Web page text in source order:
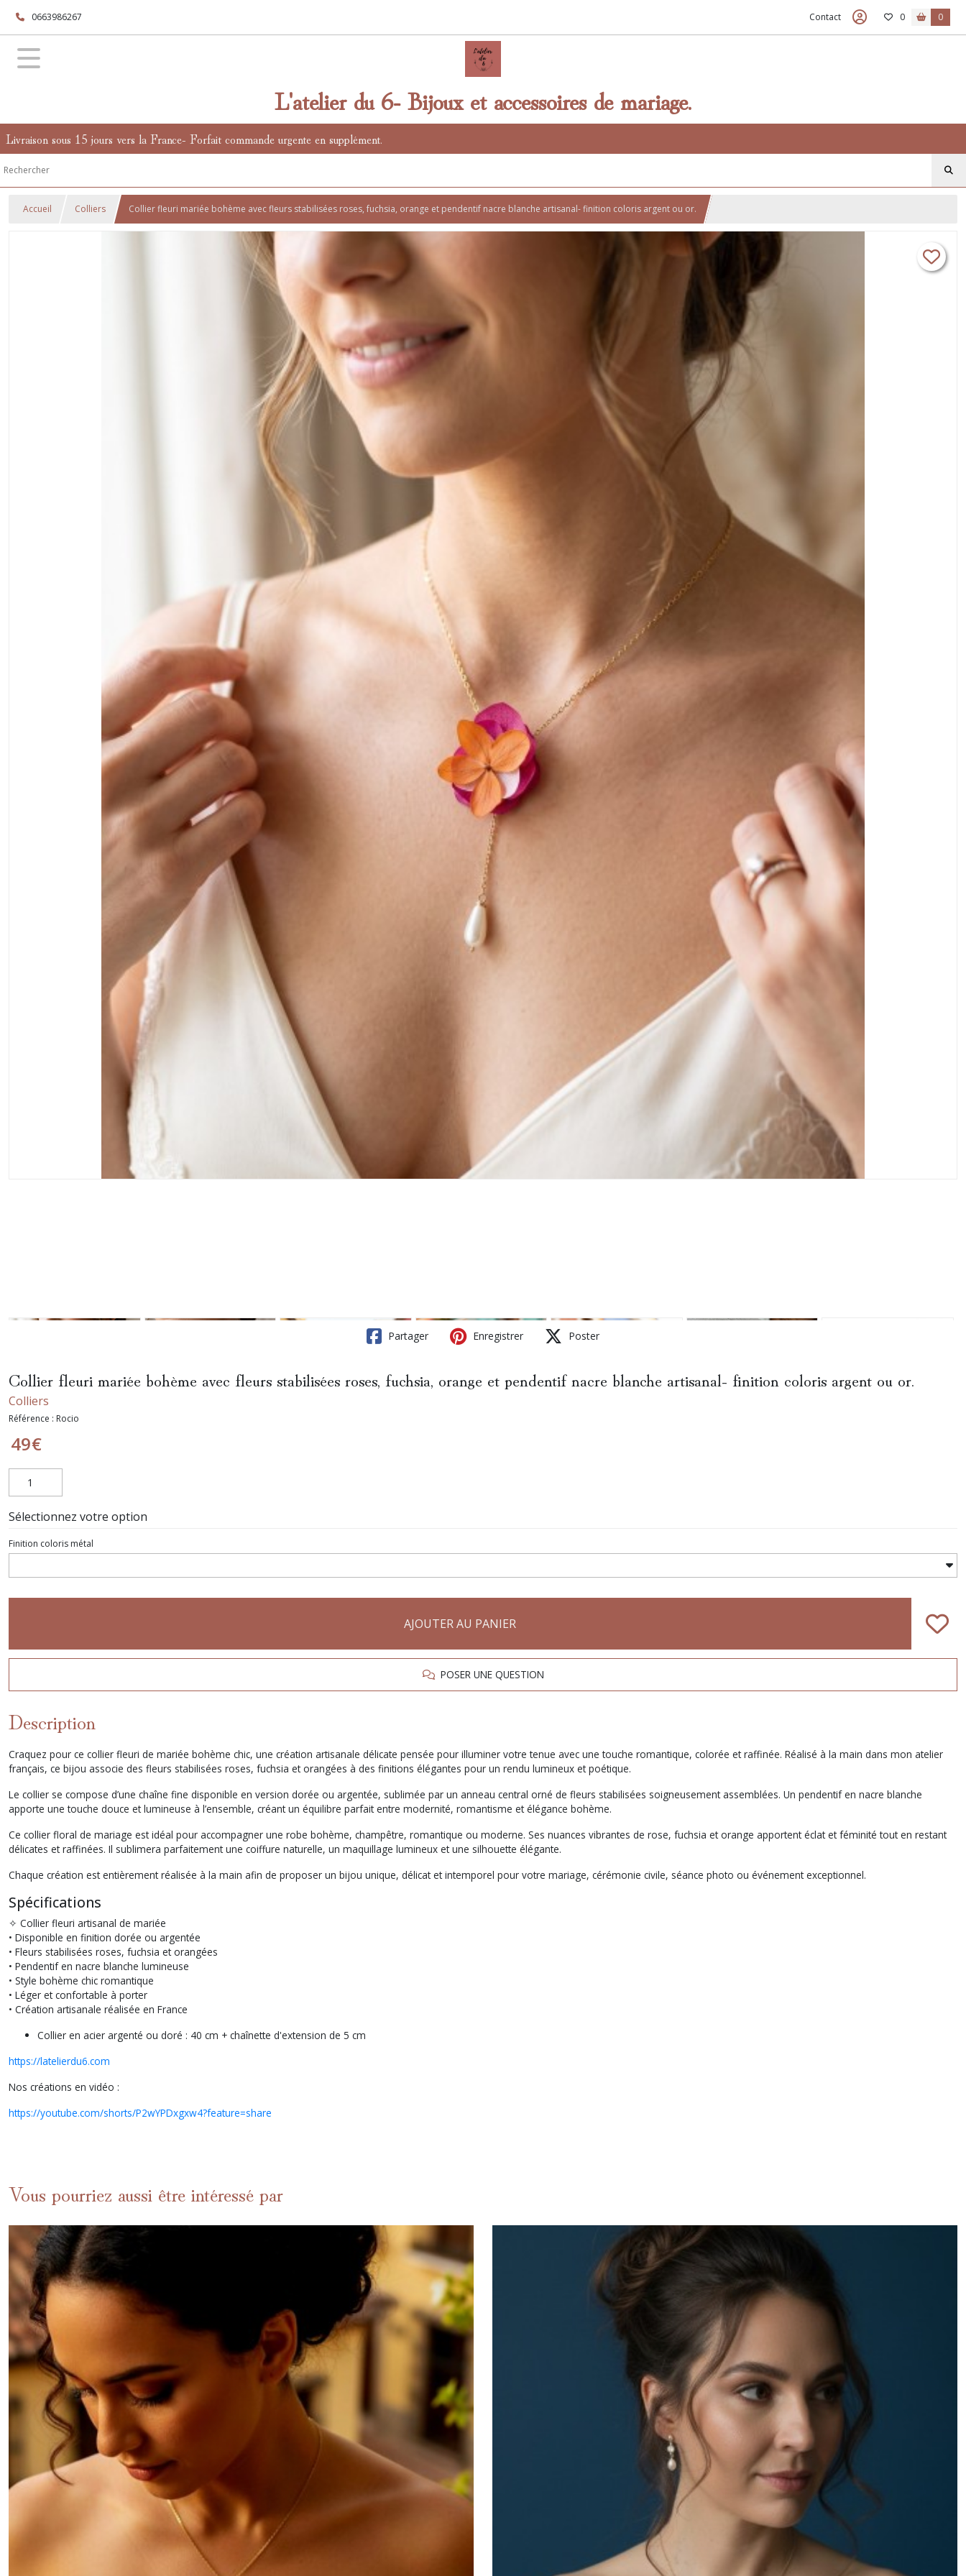
0663986267 Contact 0 0
L'atelier du 6- Bijoux et accessoires de mariage.
Livraison sous 15 jours vers la France- Forfait commande urgente en supplément.
Accueil Colliers Collier fleuri mariée bohème avec fleurs stabilisées roses, fuchsia, orange et pendentif nacre blanche artisanal- finition coloris argent ou or.
Partager Enregistrer Poster
Collier fleuri mariée bohème avec fleurs stabilisées roses, fuchsia, orange et pendentif nacre blanche artisanal- finition coloris argent ou or.
Colliers
Référence : Rocio
49€
Sélectionnez votre option
Finition coloris métal
AJOUTER AU PANIER
POSER UNE QUESTION
Description
Craquez pour ce collier fleuri de mariée bohème chic, une création artisanale délicate pensée pour illuminer votre tenue avec une touche romantique, colorée et raffinée. Réalisé à la main dans mon atelier
français, ce bijou associe des fleurs stabilisées roses, fuchsia et orangées à des finitions élégantes pour un rendu lumineux et poétique.
Le collier se compose d’une chaîne fine disponible en version dorée ou argentée, sublimée par un anneau central orné de fleurs stabilisées soigneusement assemblées. Un pendentif en nacre blanche
apporte une touche douce et lumineuse à l’ensemble, créant un équilibre parfait entre modernité, romantisme et élégance bohème.
Ce collier floral de mariage est idéal pour accompagner une robe bohème, champêtre, romantique ou moderne. Ses nuances vibrantes de rose, fuchsia et orange apportent éclat et féminité tout en restant
délicates et raffinées. Il sublimera parfaitement une coiffure naturelle, un maquillage lumineux et une silhouette élégante.
Chaque création est entièrement réalisée à la main afin de proposer un bijou unique, délicat et intemporel pour votre mariage, cérémonie civile, séance photo ou événement exceptionnel.
Spécifications
✧ Collier fleuri artisanal de mariée
• Disponible en finition dorée ou argentée
• Fleurs stabilisées roses, fuchsia et orangées
• Pendentif en nacre blanche lumineuse
• Style bohème chic romantique
• Léger et confortable à porter
• Création artisanale réalisée en France
Collier en acier argenté ou doré : 40 cm + chaînette d'extension de 5 cm
https://latelierdu6.com
Nos créations en vidéo :
https://youtube.com/shorts/P2wYPDxgxw4?feature=share
Vous pourriez aussi être intéressé par